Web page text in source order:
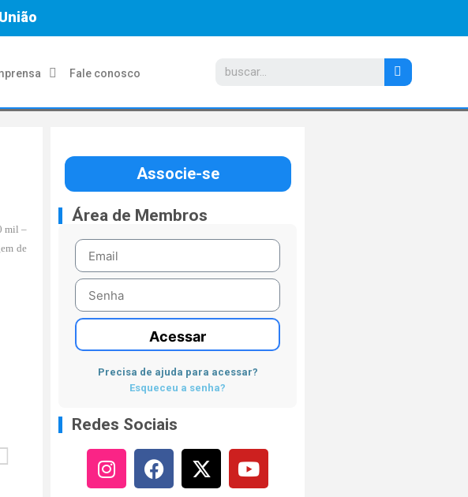
Fale conosco
mil –
de
Associe-se
Área de Membros
Acessar
Precisa de ajuda para acessar?
Esqueceu a senha?
Redes Sociais